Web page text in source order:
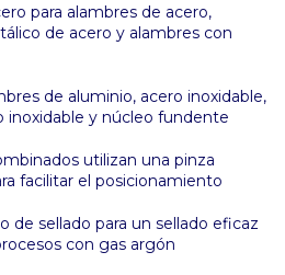
para alambres de acero,
de acero y alambres con
de aluminio, acero inoxidable,
inoxidable y núcleo fundente
utilizan una pinza
facilitar el posicionamiento
de sellado para un sellado eficaz
con gas argón